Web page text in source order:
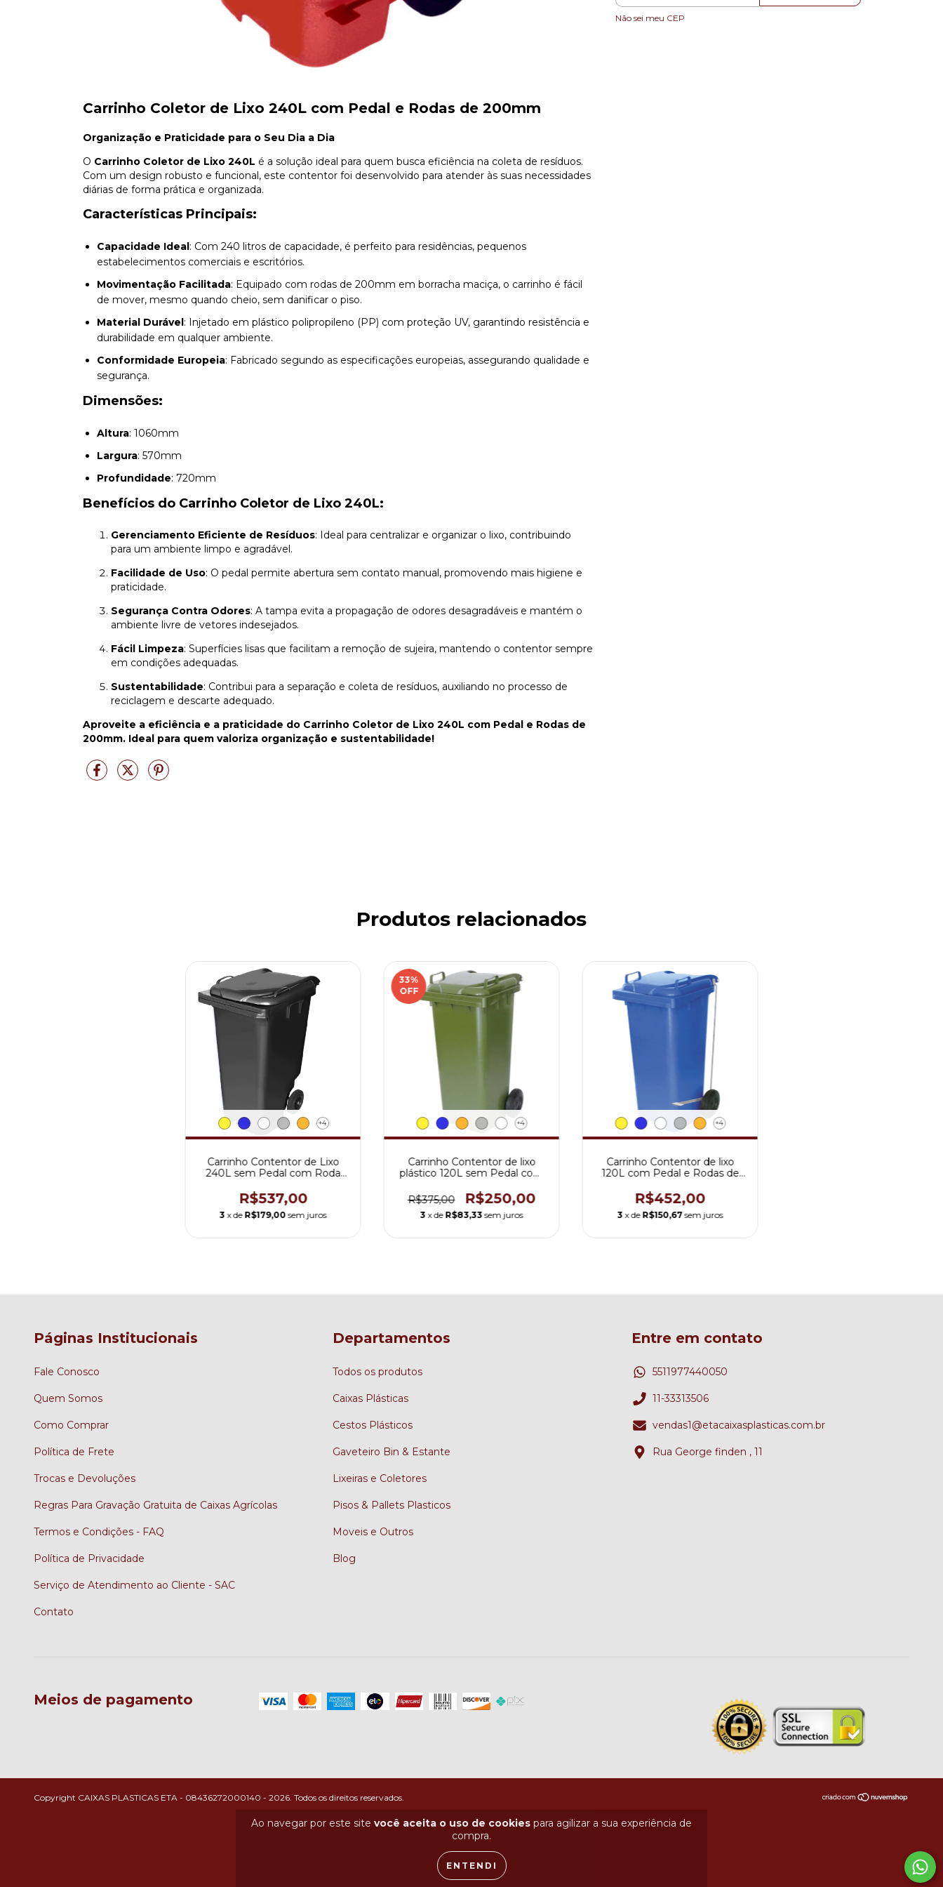
Ao navegar por este site você aceita o uso de cookies para agilizar a sua experiência de
compra.
ENTENDI
Carrinho Coletor de Lixo 240L com Pedal e Rodas de 200mm
Organização e Praticidade para o Seu Dia a Dia
O Carrinho Coletor de Lixo 240L é a solução ideal para quem busca eficiência na coleta de resíduos.
Com um design robusto e funcional, este contentor foi desenvolvido para atender às suas necessidades
diárias de forma prática e organizada.
Características Principais:
Capacidade Ideal: Com 240 litros de capacidade, é perfeito para residências, pequenos
estabelecimentos comerciais e escritórios.
Movimentação Facilitada: Equipado com rodas de 200mm em borracha maciça, o carrinho é fácil
de mover, mesmo quando cheio, sem danificar o piso.
Material Durável: Injetado em plástico polipropileno (PP) com proteção UV, garantindo resistência e
durabilidade em qualquer ambiente.
Conformidade Europeia: Fabricado segundo as especificações europeias, assegurando qualidade e
segurança.
Dimensões:
Altura: 1060mm
Largura: 570mm
Profundidade: 720mm
Benefícios do Carrinho Coletor de Lixo 240L:
Gerenciamento Eficiente de Resíduos: Ideal para centralizar e organizar o lixo, contribuindo
para um ambiente limpo e agradável.
Facilidade de Uso: O pedal permite abertura sem contato manual, promovendo mais higiene e
praticidade.
Segurança Contra Odores: A tampa evita a propagação de odores desagradáveis e mantém o
ambiente livre de vetores indesejados.
Fácil Limpeza: Superfícies lisas que facilitam a remoção de sujeira, mantendo o contentor sempre
em condições adequadas.
Sustentabilidade: Contribui para a separação e coleta de resíduos, auxiliando no processo de
reciclagem e descarte adequado.
Aproveite a eficiência e a praticidade do Carrinho Coletor de Lixo 240L com Pedal e Rodas de
200mm. Ideal para quem valoriza organização e sustentabilidade!
Não sei meu CEP
Produtos relacionados
+4
Carrinho Contentor de Lixo
240L sem Pedal com Roda
R$537,00
3 x de R$179,00 sem juros
33%
OFF
+4
Carrinho Contentor de lixo
plástico 120L sem Pedal com
R$375,00
R$250,00
3 x de R$83,33 sem juros
+4
Carrinho Contentor de lixo
120L com Pedal e Rodas de
R$452,00
3 x de R$150,67 sem juros
Páginas Institucionais
Fale Conosco
Quem Somos
Como Comprar
Política de Frete
Trocas e Devoluções
Regras Para Gravação Gratuita de Caixas Agrícolas
Termos e Condições - FAQ
Política de Privacidade
Serviço de Atendimento ao Cliente - SAC
Contato
Departamentos
Todos os produtos
Caixas Plásticas
Cestos Plásticos
Gaveteiro Bin & Estante
Lixeiras e Coletores
Pisos & Pallets Plasticos
Moveis e Outros
Blog
Entre em contato
5511977440050
11-33313506
vendas1@etacaixasplasticas.com.br
Rua George finden , 11
Meios de pagamento
Copyright CAIXAS PLASTICAS ETA - 08436272000140 - 2026. Todos os direitos reservados.